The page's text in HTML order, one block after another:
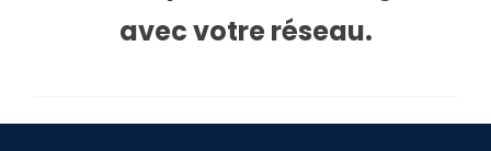
avec votre réseau.